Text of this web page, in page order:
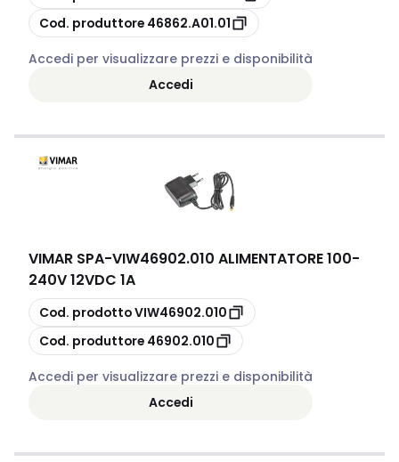
copia
Cod. produttore 46862.A01.01
Accedi per visualizzare prezzi e disponibilità
Accedi
VIMAR SPA-VIW46902.010 ALIMENTATORE 100-
240V 12VDC 1A
copia
Cod. prodottoVIW46902.010
copia
Cod. produttore 46902.010
Accedi per visualizzare prezzi e disponibilità
Accedi